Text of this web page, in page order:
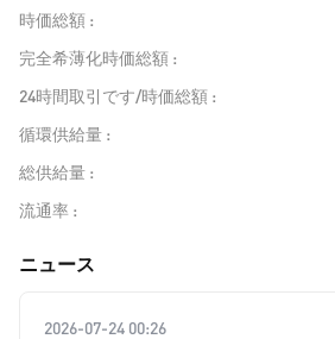
時価総額
完全希薄化時価総額
24時間取引です/時価総額
循環供給量
総供給量
流通率
​​ニュース​​
2026-07-24 00:26